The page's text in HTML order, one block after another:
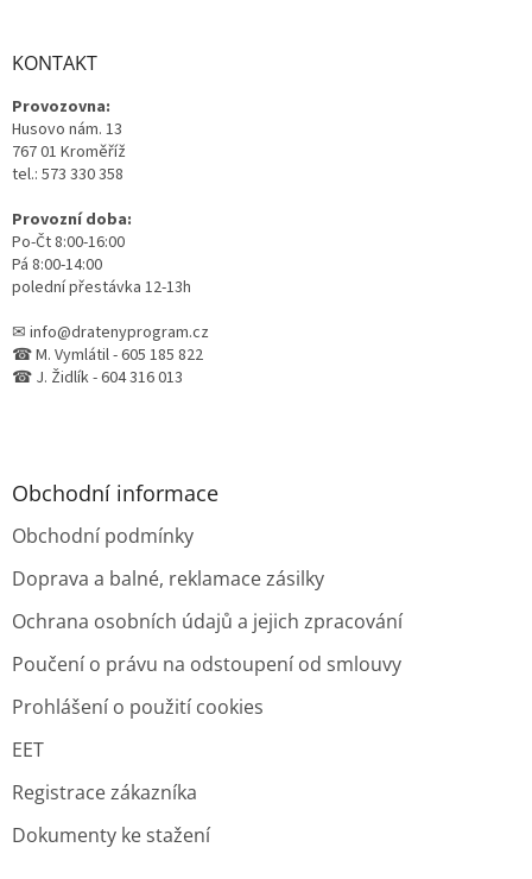
KONTAKT
Provozovna:
Husovo nám. 13
767 01 Kroměříž
tel.: 573 330 358
Provozní doba:
Po-Čt 8:00-16:00
Pá 8:00-14:00
polední přestávka 12-13h
✉ info@dratenyprogram.cz
☎ M. Vymlátil - 605 185 822
☎ J. Židlík - 604 316 013
Obchodní informace
Obchodní podmínky
Doprava a balné, reklamace zásilky
Ochrana osobních údajů a jejich zpracování
Poučení o právu na odstoupení od smlouvy
Prohlášení o použití cookies
EET
Registrace zákazníka
Dokumenty ke stažení